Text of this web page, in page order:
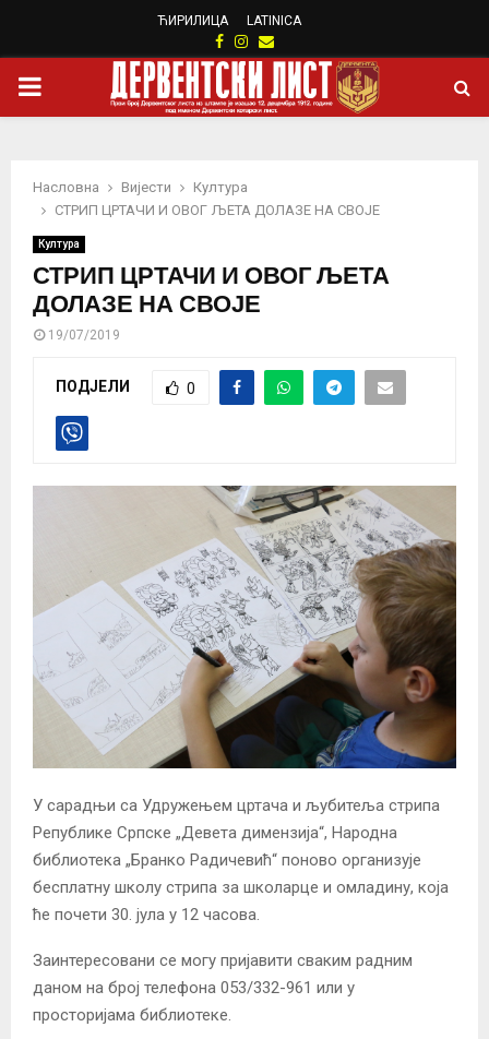
ЋИРИЛИЦА LATINICA
Facebook
Instagram
Email
PRIMARY
Насловна Вијести
Култура
СТРИП ЦРТАЧИ И ОВОГ ЉЕТА ДОЛАЗЕ НА СВОЈЕ
Култура
СТРИП ЦРТАЧИ И ОВОГ ЉЕТА
ДОЛАЗЕ НА СВОЈЕ
19/07/2019
ПОДЈЕЛИ 0
У сарадњи са Удружењем цртача и љубитеља стрипа
Републике Српске „Девета димензија“, Народна
библиотека „Бранко Радичевић“ поново организује
бесплатну школу стрипа за школарце и омладину, која
ће почети 30. јула у 12 часова.
Заинтересовани се могу пријавити сваким радним
даном на број телефона 053/332-961 или у
просторијама библиотеке.